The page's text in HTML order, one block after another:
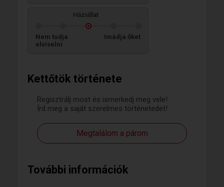
Kettőtök története
Regisztrálj most és ismerkedj meg vele!
Írd meg a saját szerelmes történetedet!
Megtalálom a párom
További információk
Háziállat
Nem tudja
elviselni
Imádja őket